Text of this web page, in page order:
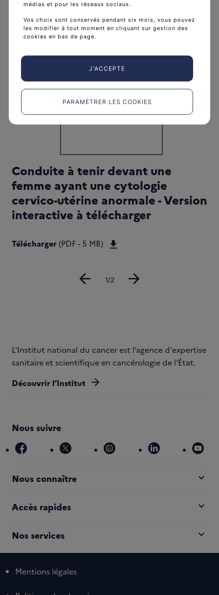
- Surveillance post-thérapeutique des lésions
Conduite à tenir devant une
femme ayant une cytologie
cervico-utérine anormale - Version
interactive à télécharger
Télécharger(PDF - 5 MB)
arrow_back arrow_forward
Diapositive
1/2
L'Institut national du cancer est l’agence d'expertise
sanitaire et scientifique en cancérologie de l’État.
Découvrir l’Institut arrow_forward
Nous suivre
facebook x instagram linkedin
Nous connaître expand_more
Accès rapides expand_more
Nos services expand_more
Mentions légales
médias et pour les réseaux sociaux.
Vos choix sont conservés pendant six mois, vous pouvez
les modifier à tout moment en cliquant sur gestion des
cookies en bas de page.
J'ACCEPTE
PARAMÉTRER LES COOKIES